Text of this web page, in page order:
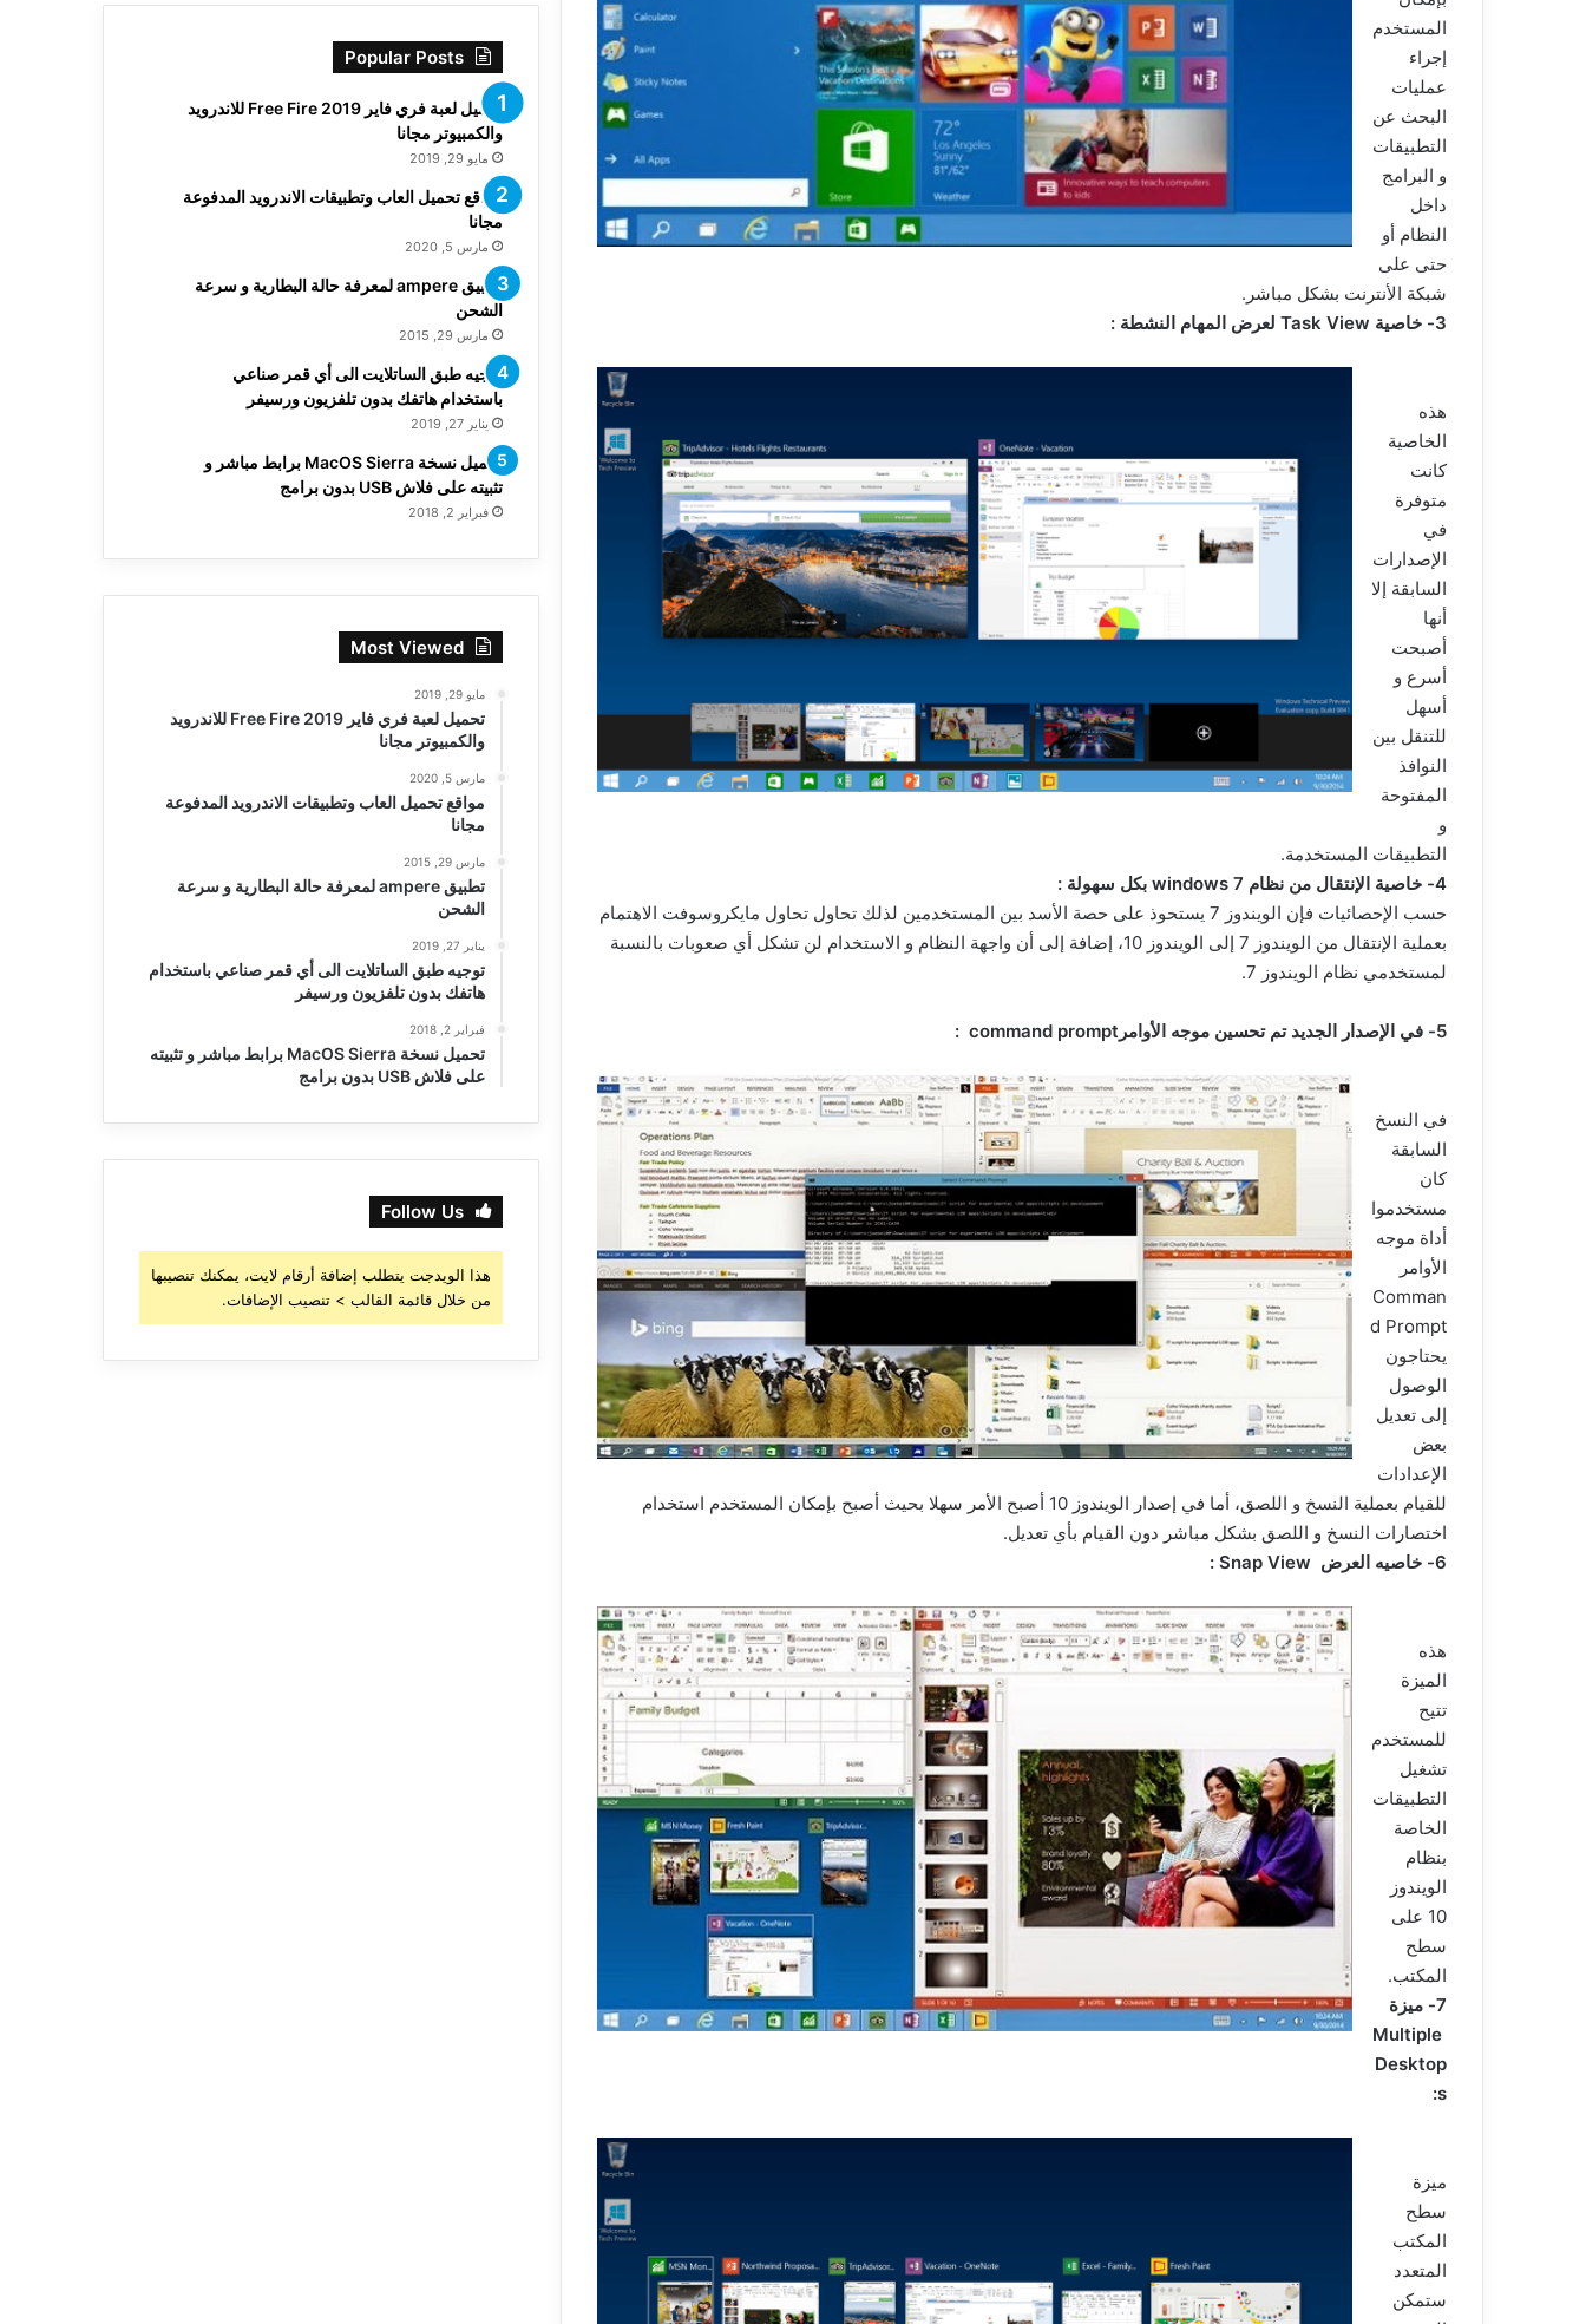
المستخدم
إجراء
عمليات
البحث عن
التطبيقات
و البرامج
داخل
النظام أو
حتى على
شبكة الأنترنت بشكل مباشر.
3- خاصية Task View لعرض المهام النشطة :
هذه
الخاصية
كانت
متوفرة
في
الإصدارات
السابقة إلا
أنها
أصبحت
أسرع و
أسهل
للتنقل بين
النوافذ
المفتوحة
و
التطبيقات المستخدمة.
4- خاصية الإنتقال من نظام windows 7 بكل سهولة :
حسب الإحصائيات فإن الويندوز 7 يستحوذ على حصة الأسد بين المستخدمين لذلك تحاول تحاول مايكروسوفت الاهتمام
بعملية الإنتقال من الويندوز 7 إلى الويندوز 10، إضافة إلى أن واجهة النظام و الاستخدام لن تشكل أي صعوبات بالنسبة
لمستخدمي نظام الويندوز 7.
5- في الإصدار الجديد تم تحسين موجه الأوامرcommand prompt :
في النسخ
السابقة
كان
مستخدموا
أداة موجه
الأوامر
Comman
d Prompt
يحتاجون
الوصول
إلى تعديل
بعض
الإعدادات
للقيام بعملية النسخ و اللصق، أما في إصدار الويندوز 10 أصبح الأمر سهلا بحيث أصبح بإمكان المستخدم استخدام
اختصارات النسخ و اللصق بشكل مباشر دون القيام بأي تعديل.
6- خاصيه العرض Snap View :
هذه
الميزة
تتيح
للمستخدم
تشغيل
التطبيقات
الخاصة
بنظام
الويندوز
10 على
سطح
المكتب.
7- ميزة
Multiple
Desktop
s:
ميزة
سطح
المكتب
المتعدد
ستمكن
Popular Posts
تحميل لعبة فري فاير Free Fire 2019 للاندرويد
والكمبيوتر مجانا
مايو 29, 2019
مواقع تحميل العاب وتطبيقات الاندرويد المدفوعة
مجانا
مارس 5, 2020
تطبيق ampere لمعرفة حالة البطارية و سرعة
الشحن
مارس 29, 2015
توجيه طبق الساتلايت الى أي قمر صناعي
باستخدام هاتفك بدون تلفزيون ورسيفر
يناير 27, 2019
تحميل نسخة MacOS Sierra برابط مباشر و
تثبيته على فلاش USB بدون برامج
فبراير 2, 2018
Most Viewed
مايو 29, 2019
تحميل لعبة فري فاير Free Fire 2019 للاندرويد
والكمبيوتر مجانا
مارس 5, 2020
مواقع تحميل العاب وتطبيقات الاندرويد المدفوعة
مجانا
مارس 29, 2015
تطبيق ampere لمعرفة حالة البطارية و سرعة
الشحن
يناير 27, 2019
توجيه طبق الساتلايت الى أي قمر صناعي باستخدام
هاتفك بدون تلفزيون ورسيفر
فبراير 2, 2018
تحميل نسخة MacOS Sierra برابط مباشر و تثبيته
على فلاش USB بدون برامج
Follow Us
هذا الويدجت يتطلب إضافة أرقام لايت، يمكنك تنصيبها
من خلال قائمة القالب > تنصيب الإضافات.